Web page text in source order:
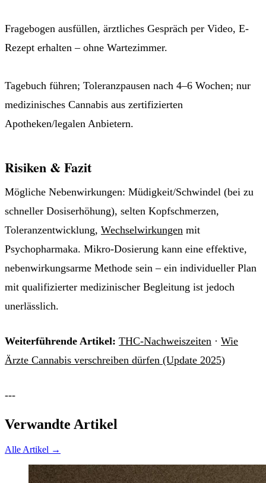
Fragebogen ausfüllen, ärztliches Gespräch per Video, E-
Rezept erhalten – ohne Wartezimmer.
Tagebuch führen; Toleranzpausen nach 4–6 Wochen; nur
medizinisches Cannabis aus zertifizierten
Apotheken/legalen Anbietern.
Risiken & Fazit
Mögliche Nebenwirkungen: Müdigkeit/Schwindel (bei zu
schneller Dosiserhöhung), selten Kopfschmerzen,
Toleranzentwicklung, Wechselwirkungen mit
Psychopharmaka. Mikro-Dosierung kann eine effektive,
nebenwirkungsarme Methode sein – ein individueller Plan
mit qualifizierter medizinischer Begleitung ist jedoch
unerlässlich.
Weiterführende Artikel: THC-Nachweiszeiten · Wie
Ärzte Cannabis verschreiben dürfen (Update 2025)
---
Verwandte Artikel
Alle Artikel →